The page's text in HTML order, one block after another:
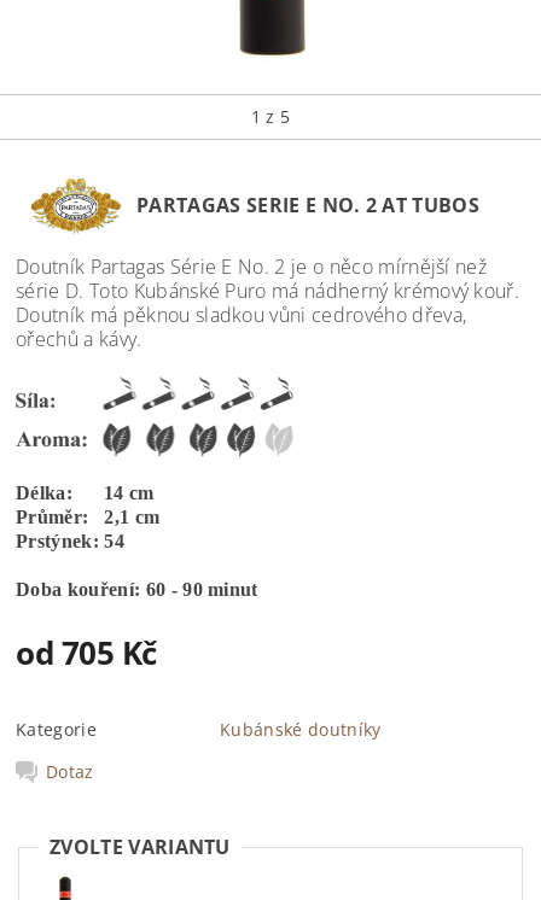
1 z 5
PARTAGAS SERIE E NO. 2 AT TUBOS
Doutník Partagas Série E No. 2 je o něco mírnější než
série D. Toto Kubánské Puro má nádherný krémový kouř.
Doutník má pěknou sladkou vůni cedrového dřeva,
ořechů a kávy.
Délka: 14 cm
Průměr: 2,1 cm
Prstýnek: 54
Doba kouření: 60 - 90 minut
od 705 Kč
Kategorie
Kubánské doutníky
Dotaz
ZVOLTE VARIANTU